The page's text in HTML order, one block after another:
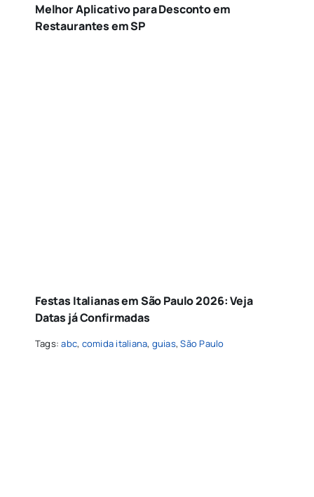
Melhor Aplicativo para Desconto em
Restaurantes em SP
Festas Italianas em São Paulo 2026: Veja
Datas já Confirmadas
Tags:abc, comida italiana, guias,São Paulo